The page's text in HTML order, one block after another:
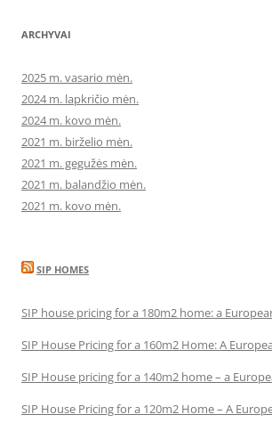
ARCHYVAI
2025 m. vasario mėn.
2024 m. lapkričio mėn.
2024 m. kovo mėn.
2021 m. birželio mėn.
2021 m. gegužės mėn.
2021 m. balandžio mėn.
2021 m. kovo mėn.
SIP HOMES
SIP house pricing for a 180m2 home: a
SIP House Pricing for a 160m2 Home: A
SIP House pricing for a 140m2 home – a
SIP House Pricing for a 120m2 Home – A